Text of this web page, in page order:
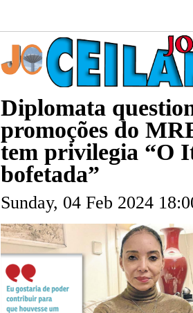
Diplomata
promoções do
tem privilegia “O
bofetada”
Sunday, 04 Feb 2024